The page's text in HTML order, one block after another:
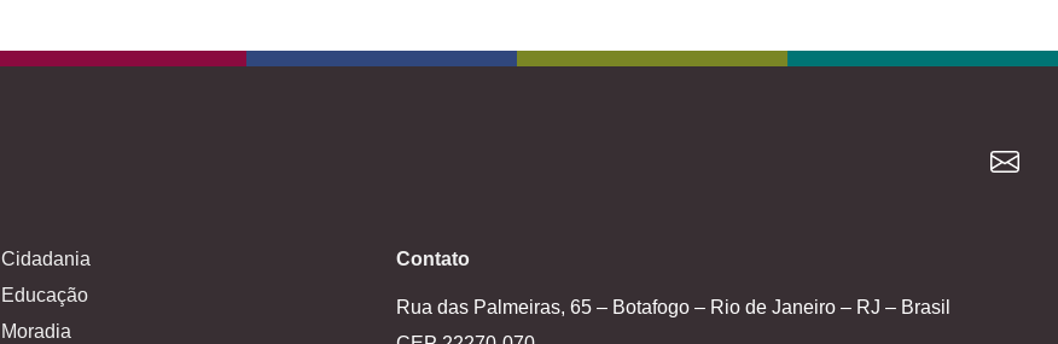
Cidadania
Educação
Moradia
Contato
Rua das Palmeiras, 65 – Botafogo – Rio de Janeiro – RJ – Brasil